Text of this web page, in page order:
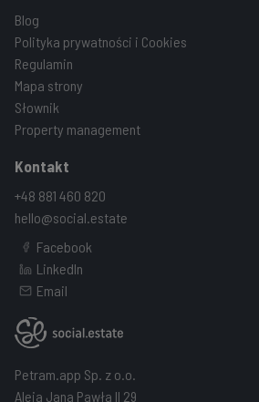
Blog
Polityka prywatności i Cookies
Regulamin
Mapa strony
Słownik
Property management
Kontakt
+48 881 460 820
hello@social.estate
Facebook
LinkedIn
Email
Petram.app Sp. z o.o.
Aleja Jana Pawła II 29